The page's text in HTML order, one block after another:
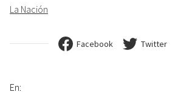
La Nación
Facebook Twitter
En: